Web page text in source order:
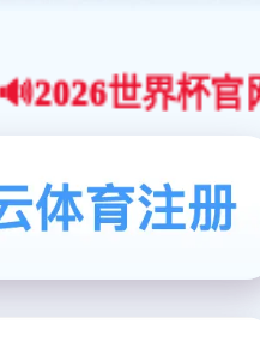
界杯官网合